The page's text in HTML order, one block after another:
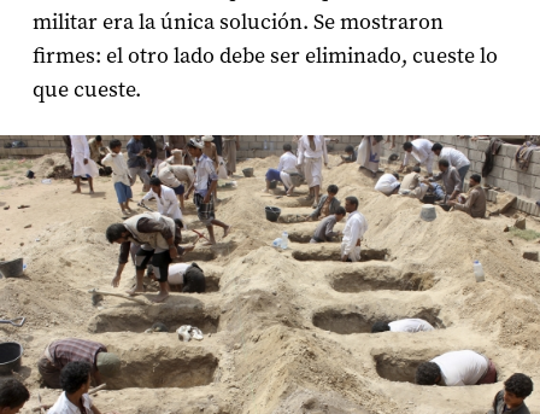
militar era la única solución. Se mostraron
firmes: el otro lado debe ser eliminado, cueste lo
que cueste.